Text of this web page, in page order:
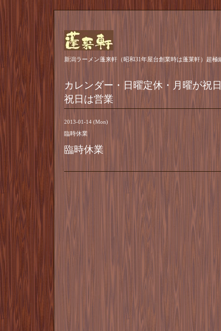
新潟ラーメン蓬来軒（昭和31年屋台創業時は蓬莱軒）超
カレンダー・日曜定休・月曜が祝
祝日は営業
2013-01-14 (Mon)
臨時休業
臨時休業